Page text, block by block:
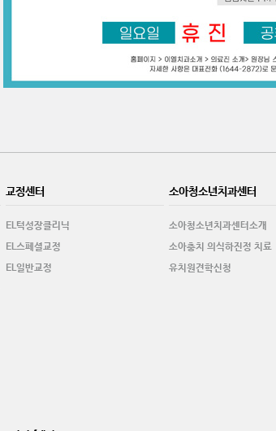
교정센터
EL턱성장클리닉
EL스페셜교정
EL일반교정
소아청소년치과센터
소아청소년치과센터소개
소아충치 의식하진정 치료
유치원견학신청